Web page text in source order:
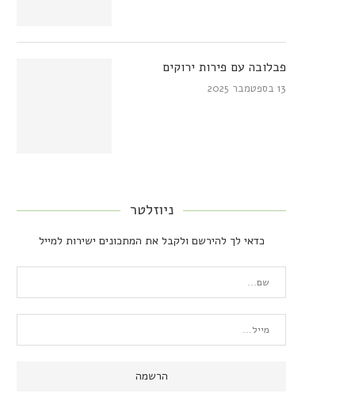
פבלובה עם פירות ירוקים
13 בספטמבר 2025
ניוזלטר
כדאי לך להירשם ולקבל את המתכונים ישירות למייל